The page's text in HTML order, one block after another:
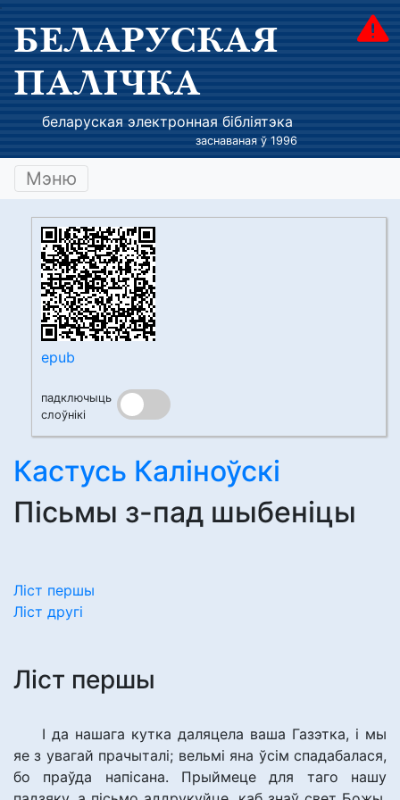
БЕЛАРУСКАЯ
ПАЛІЧКА
беларуская электронная бібліятэка
заснаваная ў 1996
Мэню
epub
падключыць
слоўнікі
Кастусь Каліноўскі
Пісьмы з-пад шыбеніцы
Ліст першы
Ліст другі
Ліст першы
І да нашага кутка даляцела ваша Газэтка, і мы
яе з увагай прачыталі; вельмі яна ўсім спадабалася,
бо праўда напісана. Прыймеце для таго нашу